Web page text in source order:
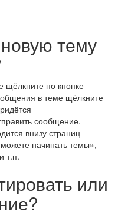
тему
по кнопке
в теме щёлкните
сообщение.
внизу страниц
начинать темы»,
т.п.
или